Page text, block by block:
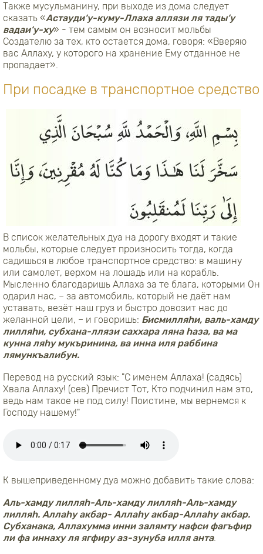
Также мусульманину, при выходе из дома следует
сказать «Астауди‘у-куму-Ллаха аллязи ля тады‘у
вадаи‘у-ху» - тем самым он возносит мольбы
Создателю за тех, кто остается дома, говоря: «Вверяю
вас Аллаху, у которого на хранение Ему отданное не
пропадает».
При посадке в транспортное средство
В список желательных дуа на дорогу входят и такие
мольбы, которые следует произносить тогда, когда
садишься в любое транспортное средство: в машину
или самолет, верхом на лошадь или на корабль.
Мысленно благодаришь Аллаха за те блага, которыми Он
одарил нас, – за автомобиль, который не даёт нам
уставать, везёт наш груз и быстро довозит нас до
желанной цели, – и говоришь: Бисмилляhи, валь-хамду
лилляhи, субхана-ллязи саххара ляна hаза, ва ма
кунна ляhу мукъринина, ва инна иля раббина
лямункъалибун.
Перевод на русский язык: "С именем Аллаха! (садясь)
Хвала Аллаху! (сев) Пречист Тот, Кто подчинил нам это,
ведь нам такое не под силу! Поистине, мы вернемся к
Господу нашему!"
К вышеприведенному дуа можно добавить такие слова:
Аль-хамду лилляh-Аль-хамду лилляh-Аль-хамду
лилляh. Аллаhу акбар- Аллаhу акбар-Аллаhу акбар.
Субханака, Аллахумма инни залямту нафси фагъфир
ли фа иннаху ля ягфиру аз-зунуба илля анта.